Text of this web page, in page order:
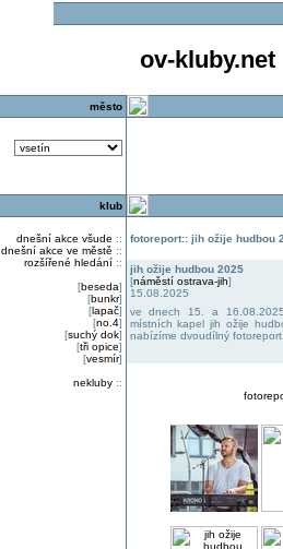
ov-kluby.net
město
klub
dnešní akce všude ::
dnešní akce ve městě ::
rozšířené hledání::
[beseda]
[bunkr]
[lapač]
[no.4]
[suchý dok]
[tři opice]
[vesmír]
nekluby::
fotoreport:: jih ožije hudbou
jih ožije hudbou 2025
[náměstí ostrava-jih]
15.08.2025
ve dnech 15. a
místních kapel jih ožije
nabízíme dvoudílný